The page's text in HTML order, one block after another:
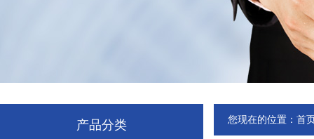
产品分类 您现在的位置： 首